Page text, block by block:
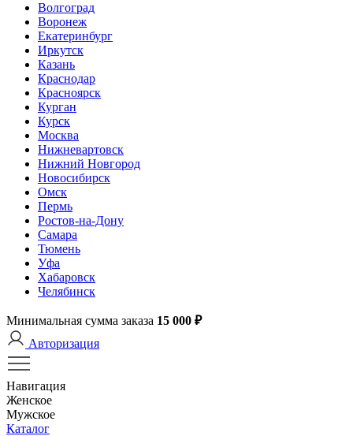
Волгоград
Воронеж
Екатеринбург
Иркутск
Казань
Краснодар
Красноярск
Курган
Курск
Москва
Нижневартовск
Нижний Новгород
Новосибирск
Омск
Пермь
Ростов-на-Дону
Самара
Тюмень
Уфа
Хабаровск
Челябинск
Минимальная сумма заказа 15 000 ₽
Авторизация
Навигация
Женское
Мужское
Каталог